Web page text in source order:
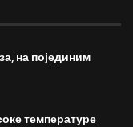
на појединим
температуре